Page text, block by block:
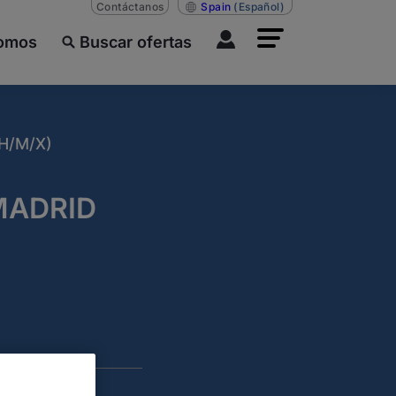
Buscar ofertas
Contáctanos Spain (Español)
M/X)